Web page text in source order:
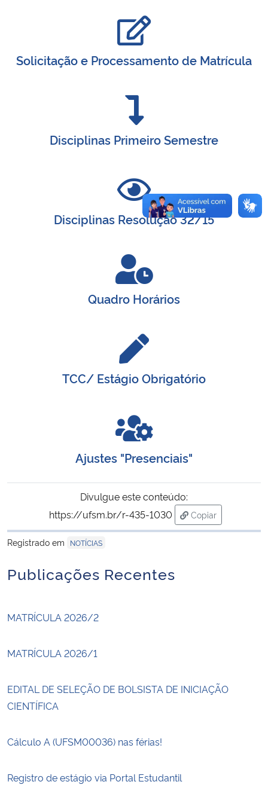
Solicitação e Processamento de Matrícula
Disciplinas Primeiro Semestre
Disciplinas Resolução 32/15
Quadro Horários
TCC/ Estágio Obrigatório
Ajustes "Presenciais"
Divulgue este conteúdo:
https://ufsm.br/r-435-1030
Copiar
para área de
Registrado em
NOTÍCIAS
Publicações Recentes
MATRÍCULA 2026/2
MATRÍCULA 2026/1
EDITAL DE SELEÇÃO DE BOLSISTA DE INICIAÇÃO
CIENTÍFICA
Cálculo A (UFSM00036) nas férias!
Registro de estágio via Portal Estudantil